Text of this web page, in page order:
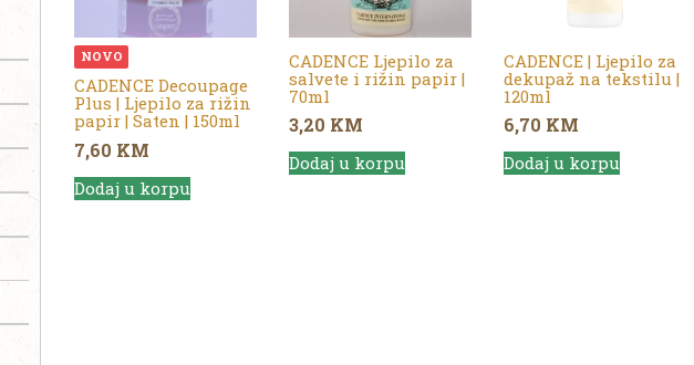
NOVO
CADENCE Decoupage
Plus | Ljepilo za rižin
papir | Saten | 150ml
7,60 KM
Dodaj u korpu
CADENCE Ljepilo za
salvete i rižin papir |
70ml
3,20 KM
Dodaj u korpu
CADENCE | Ljepilo za
dekupaž na tekstilu |
120ml
6,70 KM
Dodaj u korpu